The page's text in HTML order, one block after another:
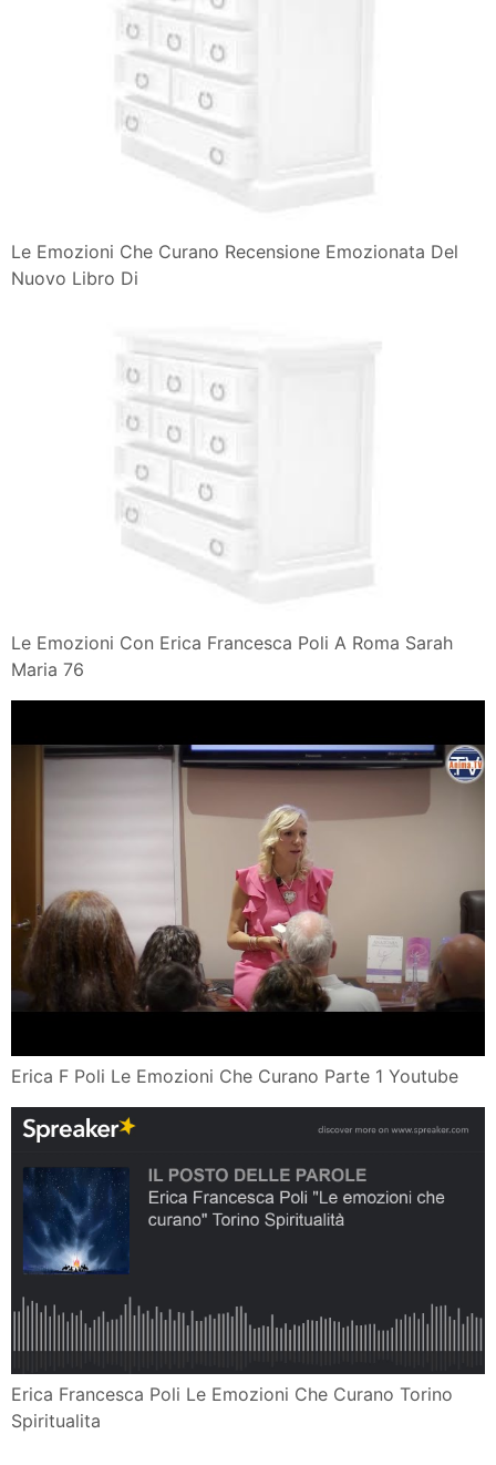
Le Emozioni Che Curano Recensione Emozionata Del
Nuovo Libro Di
Le Emozioni Con Erica Francesca Poli A Roma Sarah
Maria 76
Erica F Poli Le Emozioni Che Curano Parte 1 Youtube
Erica Francesca Poli Le Emozioni Che Curano Torino
Spiritualita